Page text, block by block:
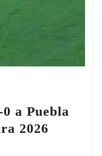
a Puebla
2026